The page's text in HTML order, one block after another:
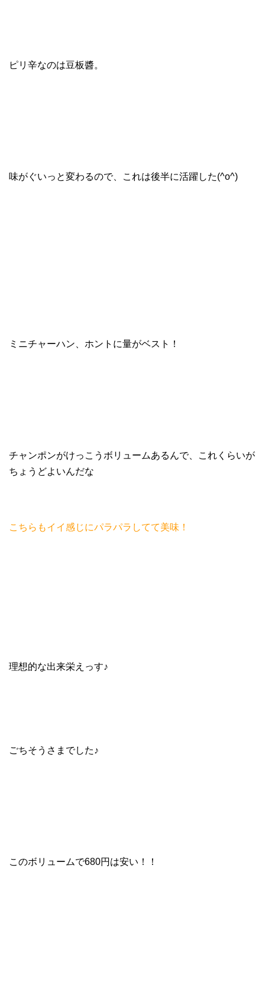
ピリ辛なのは豆板醬。
味がぐいっと変わるので、これは後半に活躍した(^o^)
ミニチャーハン、ホントに量がベスト！
チャンポンがけっこうボリュームあるんで、これくらいが
ちょうどよいんだな
こちらもイイ感じにパラパラしてて美味！
理想的な出来栄えっす♪
ごちそうさまでした♪
このボリュームで680円は安い！！